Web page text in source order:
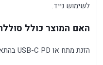
לשימוש נייד.
האם המוצר כולל
הזנת מתח או USB-C PD בהתאם לדגם; יש לבדוק אם ספק כלול.